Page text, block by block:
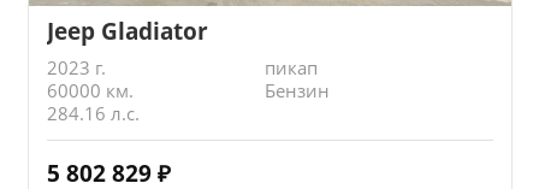
Jeep Gladiator
2023 г.
пикап
60000 км.
Бензин
284.16 л.с.
5 802 829 ₽